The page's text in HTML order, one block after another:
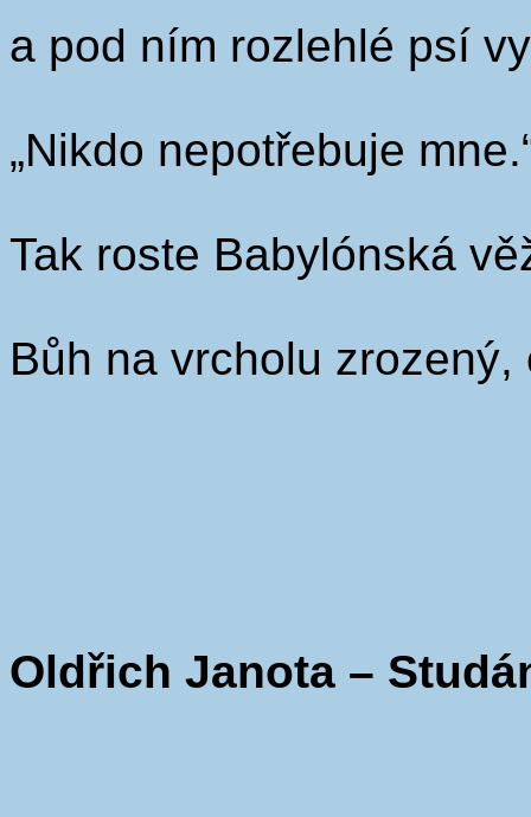
a pod ním rozlehlé psí
„Nikdo nepotřebuje
Tak roste Babylónská
Bůh na vrcholu
Oldřich Janota –